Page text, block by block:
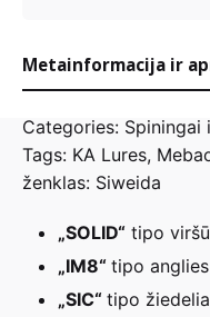
Metainformacija ir
Categories: Spiningai
Tags: KA Lures,
ženklas: Siweida
„SOLID“ tipo
„IM8“ tipo
„SIC“ tipo